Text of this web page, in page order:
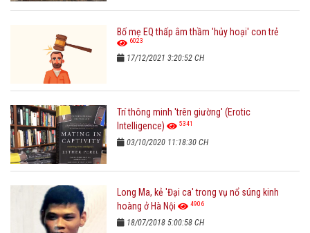
Bố mẹ EQ thấp âm thầm 'hủy hoại' con trẻ
6023
17/12/2021 3:20:52 CH
Trí thông minh 'trên giường' (Erotic
Intelligence)
5341
03/10/2020 11:18:30 CH
Long Ma, kẻ 'Đại ca' trong vụ nổ súng kinh
hoàng ở Hà Nội
4906
18/07/2018 5:00:58 CH